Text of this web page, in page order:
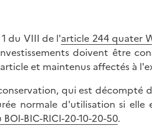
du VIII de l'article 244 quater
doivent être
et maintenus affectés à
qui est décompté
normale d'utilisation si
BOI-BIC-RICI-20-10-20-50.